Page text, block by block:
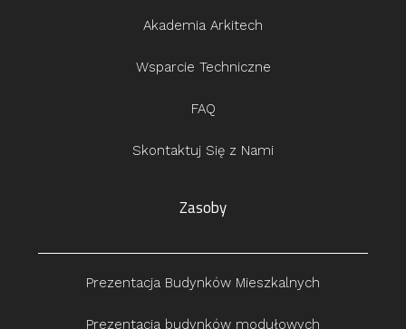
Akademia Arkitech
Wsparcie Techniczne
FAQ
Skontaktuj Się z Nami
Zasoby
Prezentacja Budynków Mieszkalnych
Prezentacja budynków modułowych